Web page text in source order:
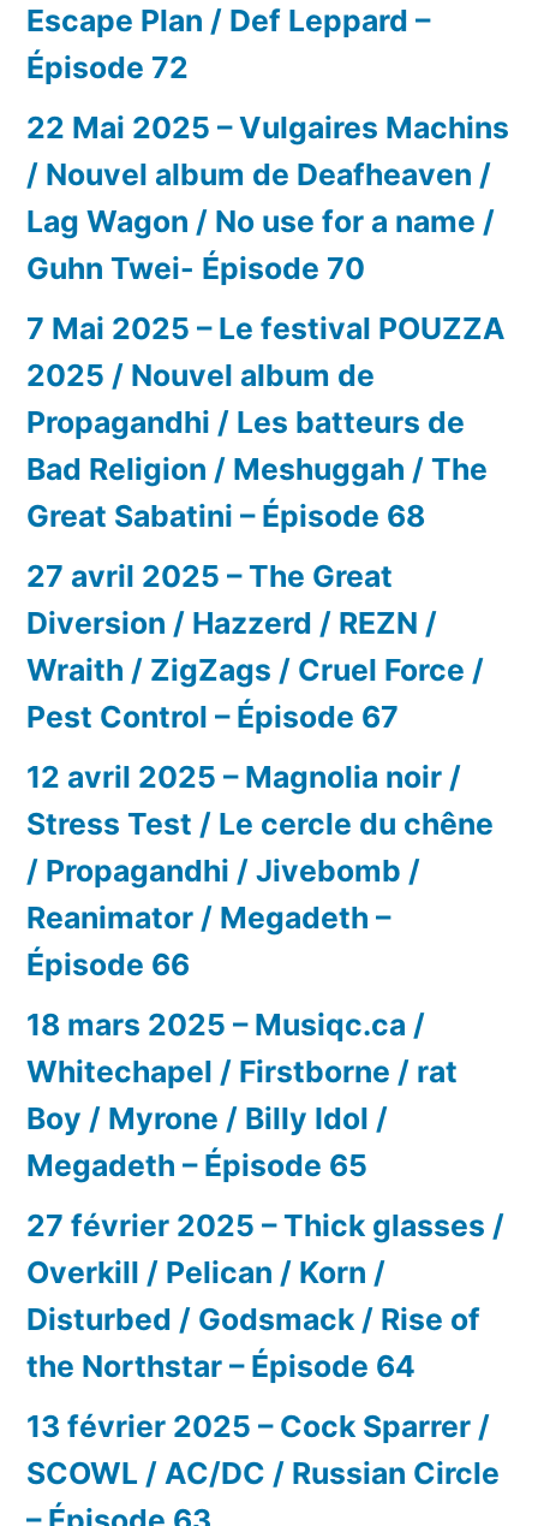
Escape Plan / Def Leppard –
Épisode 72
22 Mai 2025 – Vulgaires Machins
/ Nouvel album de Deafheaven /
Lag Wagon / No use for a name /
Guhn Twei- Épisode 70
7 Mai 2025 – Le festival POUZZA
2025 / Nouvel album de
Propagandhi / Les batteurs de
Bad Religion / Meshuggah / The
Great Sabatini – Épisode 68
27 avril 2025 – The Great
Diversion / Hazzerd / REZN /
Wraith / ZigZags / Cruel Force /
Pest Control – Épisode 67
12 avril 2025 – Magnolia noir /
Stress Test / Le cercle du chêne
/ Propagandhi / Jivebomb /
Reanimator / Megadeth –
Épisode 66
18 mars 2025 – Musiqc.ca /
Whitechapel / Firstborne / rat
Boy / Myrone / Billy Idol /
Megadeth – Épisode 65
27 février 2025 – Thick glasses /
Overkill / Pelican / Korn /
Disturbed / Godsmack / Rise of
the Northstar – Épisode 64
13 février 2025 – Cock Sparrer /
SCOWL / AC/DC / Russian Circle